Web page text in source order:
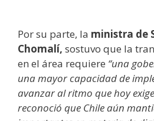
Por su parte, la ministra de
Chomalí, sostuvo que la
en el área requiere “una
una mayor capacidad de
avanzar al ritmo que hoy
reconoció que Chile aún